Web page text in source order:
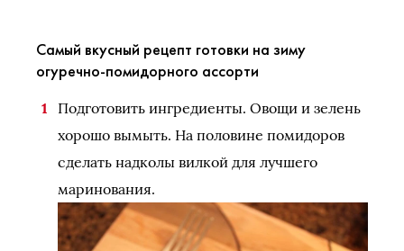
Самый вкусный рецепт готовки на зиму
огуречно-помидорного ассорти
Подготовить ингредиенты. Овощи и зелень
хорошо вымыть. На половине помидоров
сделать надколы вилкой для лучшего
маринования.